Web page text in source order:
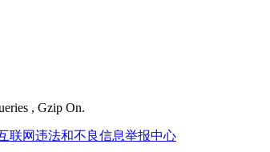
, Gzip On.